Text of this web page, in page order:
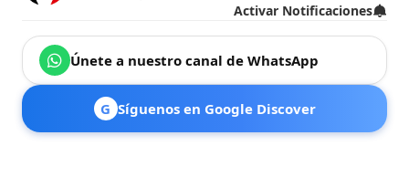
Activar Notificaciones
Únete a nuestro canal de WhatsApp
G Síguenos en Google Discover